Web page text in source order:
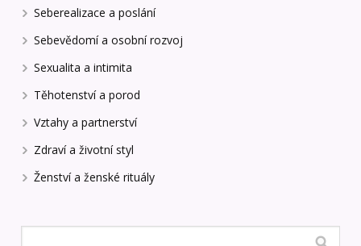
Seberealizace a poslání
Sebevědomí a osobní rozvoj
Sexualita a intimita
Těhotenství a porod
Vztahy a partnerství
Zdraví a životní styl
Ženství a ženské rituály